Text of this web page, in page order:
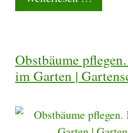
Obstbäume
im Garten |